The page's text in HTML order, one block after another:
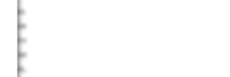
для
ли
тех,